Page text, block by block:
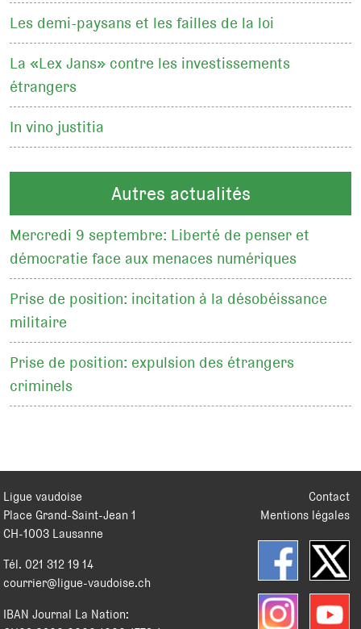
Les demi-paysans et les failles de la loi
La «Lex Jans» contre les investissements
étrangers
In vino justitia
Autres actualités
Mercredi 9 septembre: Liberté de penser et
démocratie face aux menaces numériques
Prise de position: incitation à la désobéissance
militaire
Prise de position: expulsion des étrangers
criminels
Contact
Mentions légales
Ligue vaudoise
Place Grand-Saint-Jean 1
CH-1003 Lausanne
Tél. 021 312 19 14
courrier@ligue-vaudoise.ch
IBAN Journal La Nation: